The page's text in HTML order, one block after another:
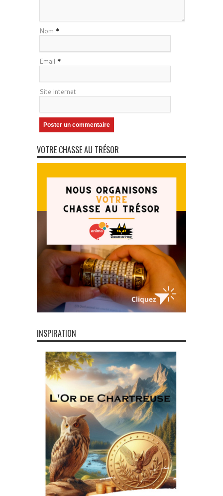
Nom *
Email *
Site internet
VOTRE CHASSE AU TRÉSOR
INSPIRATION